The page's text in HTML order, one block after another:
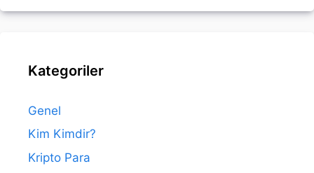
Kategoriler
Genel
Kim Kimdir?
Kripto Para